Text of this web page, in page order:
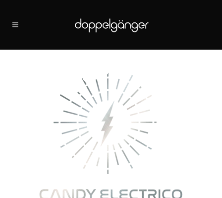
logo-vert